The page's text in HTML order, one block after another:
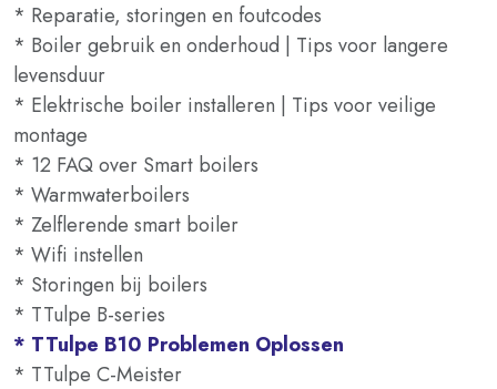
* Reparatie, storingen en foutcodes
* Boiler gebruik en onderhoud | Tips voor langere
levensduur
* Elektrische boiler installeren | Tips voor veilige
montage
* 12 FAQ over Smart boilers
* Warmwaterboilers
* Zelflerende smart boiler
* Wifi instellen
* Storingen bij boilers
* TTulpe B-series
* TTulpe B10 Problemen Oplossen
* TTulpe C-Meister